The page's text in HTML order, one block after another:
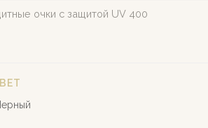
очки c защитой UV 400